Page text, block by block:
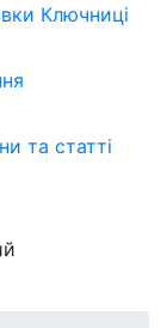
Ключниці
та статті